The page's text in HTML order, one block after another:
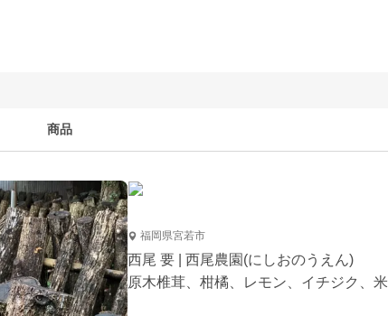
商品
福岡県宮若市
西尾 要 | 西尾農園(にしおのうえん)
原木椎茸、柑橘、レモン、イチジク、米